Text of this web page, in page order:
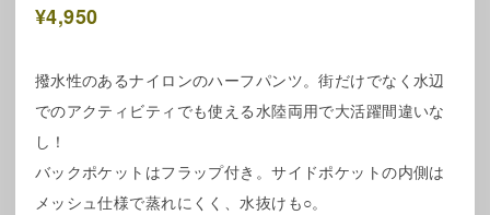
¥4,950
撥水性のあるナイロンのハーフパンツ。街だけでなく水辺
でのアクティビティでも使える水陸両用で大活躍間違いな
し！
バックポケットはフラップ付き。サイドポケットの内側は
メッシュ仕様で蒸れにくく、水抜けも○。